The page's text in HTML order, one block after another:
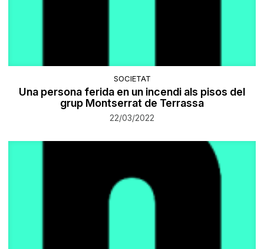
SOCIETAT
Una persona ferida en un incendi als pisos del
grup Montserrat de Terrassa
22/03/2022